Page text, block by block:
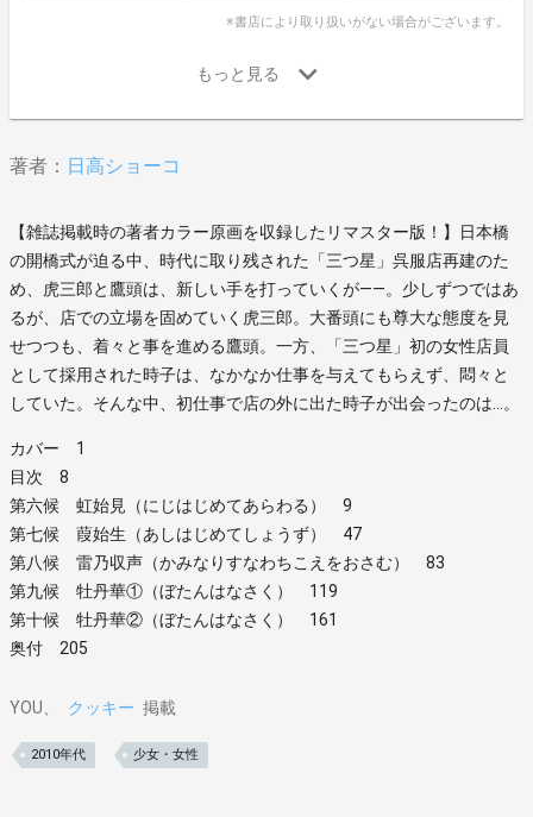
※書店により取り扱いがない場合がございます。
著者： 日高ショーコ
【雑誌掲載時の著者カラー原画を収録したリマスター版！】日本橋
の開橋式が迫る中、時代に取り残された「三つ星」呉服店再建のた
め、虎三郎と鷹頭は、新しい手を打っていくが――。少しずつではあ
るが、店での立場を固めていく虎三郎。大番頭にも尊大な態度を見
せつつも、着々と事を進める鷹頭。一方、「三つ星」初の女性店員
として採用された時子は、なかなか仕事を与えてもらえず、悶々と
していた。そんな中、初仕事で店の外に出た時子が出会ったのは…。
カバー 1
目次 8
第六候 虹始見（にじはじめてあらわる） 9
第七候 葭始生（あしはじめてしょうず） 47
第八候 雷乃収声（かみなりすなわちこえをおさむ） 83
第九候 牡丹華①（ぼたんはなさく） 119
第十候 牡丹華②（ぼたんはなさく） 161
奥付 205
YOU クッキー 掲載
2010年代 少女・女性